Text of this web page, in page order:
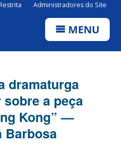
Administradores do Site
MENU
dramaturga
a peça
Kong” —
Barbosa